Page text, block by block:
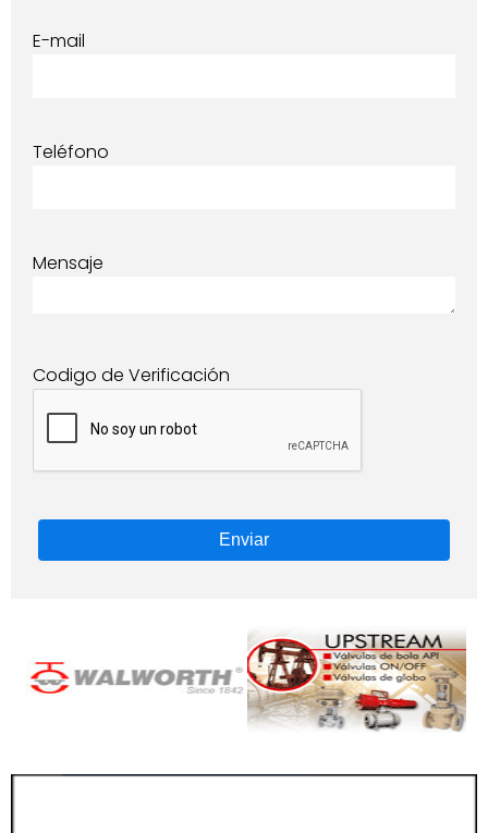
E-mail
Teléfono
Mensaje
Codigo de Verificación
Enviar